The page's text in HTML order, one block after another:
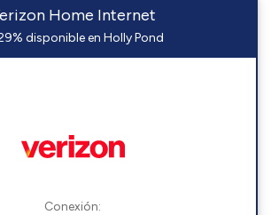
Home Internet
disponible en Holly Pond
Conexión: